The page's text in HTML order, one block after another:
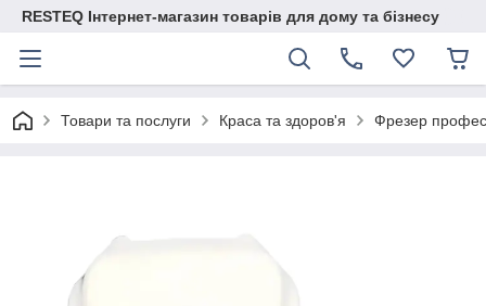
RESTEQ Інтернет-магазин товарів для дому та бізнесу
Товари та послуги Краса та здоров'я Фрезер